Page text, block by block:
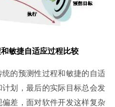
敏捷自适应过程比较
的预测性过程和敏捷的自适
划，最后的实际目标总会发
差，面对软件开发这样复杂